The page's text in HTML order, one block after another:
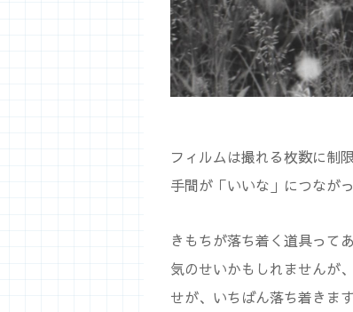
フィルムは撮れる枚数に制
手間が「いいな」につなが
きもちが落ち着く道具って
気のせいかもしれませんが
せが、いちばん落ち着きます